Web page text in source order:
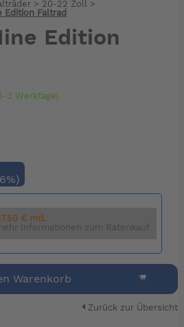
> 20-22 Zoll >
Edition Faltrad
Edition
3 Werktage)
€ mtl.
Informationen zum Ratenkauf
Warenkorb
Zurück zur Übersicht